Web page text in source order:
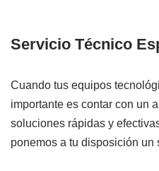
Servicio Técnico
Cuando tus equipos
importante es contar con un
soluciones rápidas y
ponemos a tu disposición